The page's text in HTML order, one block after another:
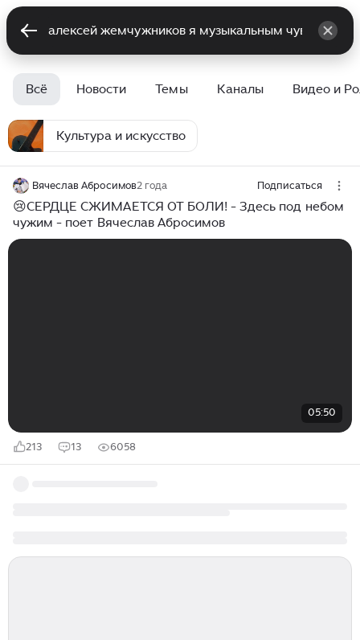
Всё Новости Темы Каналы Видео и
Культура и искусство
Вячеслав Абросимов2 года Подписаться
😢СЕРДЦЕ СЖИМАЕТСЯ ОТ БОЛИ! - Здесь под небом
чужим - поет Вячеслав Абросимов
05:50
213 13 6058